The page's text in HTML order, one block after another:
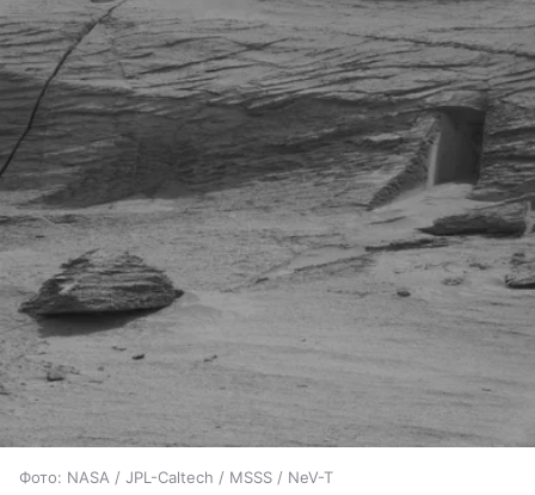
Фото: NASA / JPL-Caltech / MSSS / NeV-T